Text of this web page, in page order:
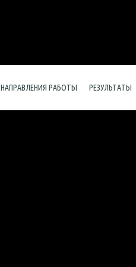
НАПРАВЛЕНИЯ РАБОТЫ РЕЗУЛЬТАТЫ